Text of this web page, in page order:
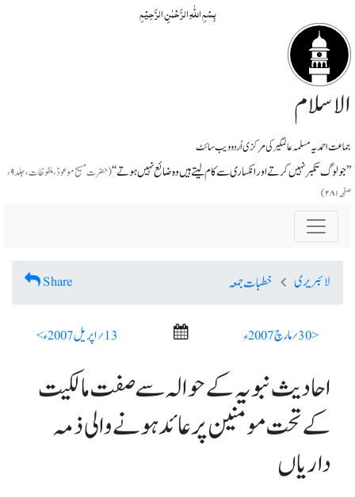
بِسۡمِ اللّٰہِ الرَّحۡمٰنِ الرَّحِیۡمِ
الاسلام
جماعت احمدیہ مسلمہ عالمگیر کی مرکزی اُردو ویب سائٹ
’’جو لوگ تکبر نہیں کرتے اور انکساری سے کام لیتے ہیں وہ ضائع نہیں ہوتے‘‘
(حضرت مسیح موعودؑ، ملفوظات، جلد۹،
صفحہ ۲۸۱)
لائبریری خطبات جمعہ Share
< 30؍ مارچ 2007ء 13؍ اپریل 2007ء >
احادیث نبویہ کے حوالہ سے صفت مالکیت
کے تحت مومنین پر عائد ہونے والی ذمہ
داریاں